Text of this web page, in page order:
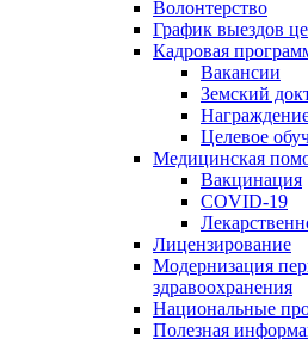
Волонтерство
График выездов
Кадровая
Вакансии
Земский
Целевое
Медицинская
Вакцинация
COVID-19
Лицензирование
Модернизация
здравоохранения
Национальные
Полезная